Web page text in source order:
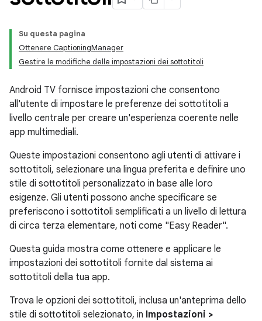
Su questa pagina
Ottenere CaptioningManager
Gestire le modifiche delle impostazioni dei sottotitoli
Android TV fornisce impostazioni che consentono
all'utente di impostare le preferenze dei sottotitoli a
livello centrale per creare un'esperienza coerente nelle
app multimediali.
Queste impostazioni consentono agli utenti di attivare i
sottotitoli, selezionare una lingua preferita e definire uno
stile di sottotitoli personalizzato in base alle loro
esigenze. Gli utenti possono anche specificare se
preferiscono i sottotitoli semplificati a un livello di lettura
di circa terza elementare, noti come "Easy Reader".
Questa guida mostra come ottenere e applicare le
impostazioni dei sottotitoli fornite dal sistema ai
sottotitoli della tua app.
Trova le opzioni dei sottotitoli, inclusa un'anteprima dello
stile di sottotitoli selezionato, in Impostazioni >